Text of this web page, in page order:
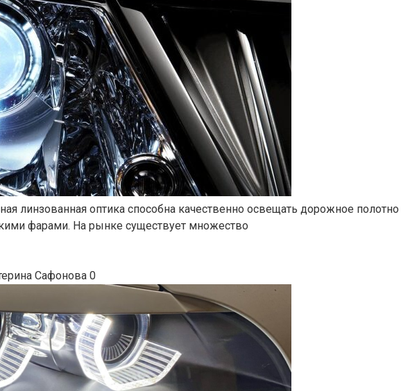
линзованная оптика способна качественно освещать дорожное
фарами. На рынке существует множество
Сафонова 0